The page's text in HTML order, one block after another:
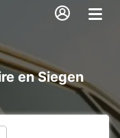
en Siegen